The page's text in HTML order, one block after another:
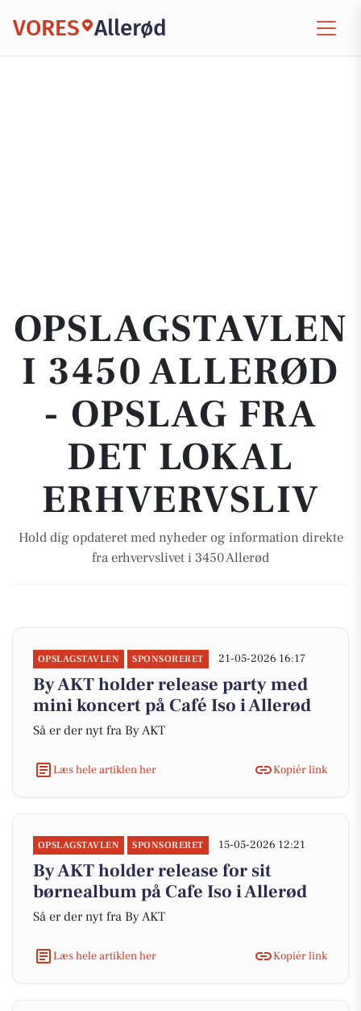
VORES Allerød
OPSLAGSTAVLEN
I 3450 ALLERØD
- OPSLAG FRA
DET LOKAL
ERHVERVSLIV
Hold dig opdateret med nyheder og information direkte
fra erhvervslivet i 3450 Allerød
OPSLAGSTAVLEN SPONSORERET 21-05-2026 16:17
By AKT holder release party med
mini koncert på Café Iso i Allerød
Så er der nyt fra By AKT
Læs hele artiklen her Kopiér link
OPSLAGSTAVLEN SPONSORERET 15-05-2026 12:21
By AKT holder release for sit
børnealbum på Cafe Iso i Allerød
Så er der nyt fra By AKT
Læs hele artiklen her Kopiér link